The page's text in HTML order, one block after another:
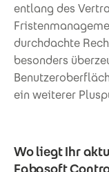
entlang des
durchdachte
besonders
ein weiterer
Wo liegt Ihr
Fabasoft